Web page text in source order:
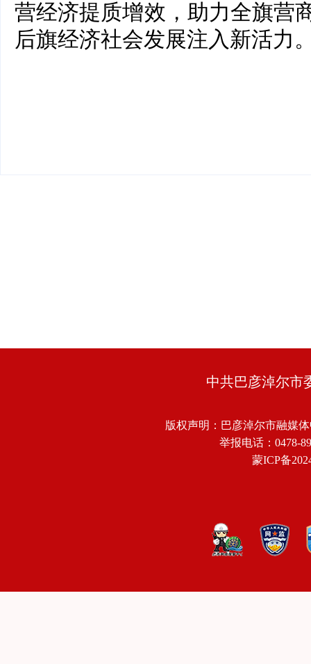
营经济提质增效，助力全旗营
后旗经济社会发展注入新活力
中共巴彦淖尔市
版权声明：巴彦淖尔市融媒
举报电话：0478-
蒙ICP备